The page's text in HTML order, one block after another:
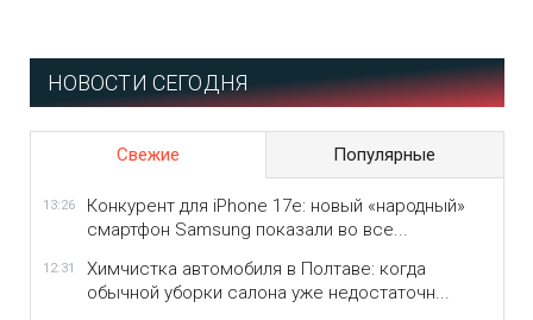
НОВОСТИ СЕГОДНЯ
Свежие Популярные
13:26
Конкурент для iPhone 17e: новый «народный»
смартфон Samsung показали во все...
12:31
Химчистка автомобиля в Полтаве: когда
обычной уборки салона уже недостаточн...